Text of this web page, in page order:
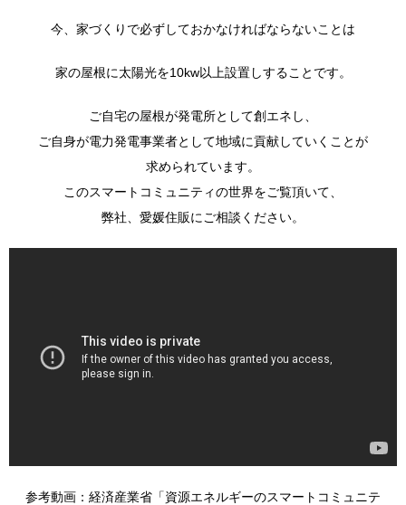
今、家づくりで必ずしておかなければならないことは
家の屋根に太陽光を10kw以上設置しすることです。
ご自宅の屋根が発電所として創エネし、
ご自身が電力発電事業者として地域に貢献していくことが
求められています。
このスマートコミュニティの世界をご覧頂いて、
弊社、愛媛住販にご相談ください。
参考動画：経済産業省「資源エネルギーのスマートコミュニテ